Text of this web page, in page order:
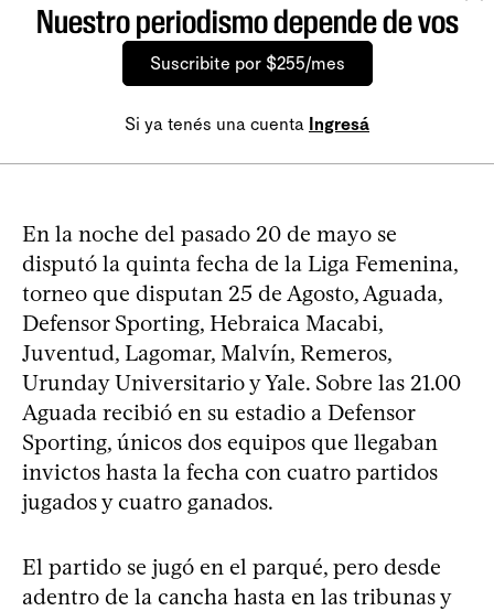
Nuestro periodismo depende de vos
Suscribite por $255/mes
Si ya tenés una cuenta Ingresá
En la noche del pasado 20 de mayo se
disputó la quinta fecha de la Liga Femenina,
torneo que disputan 25 de Agosto, Aguada,
Defensor Sporting, Hebraica Macabi,
Juventud, Lagomar, Malvín, Remeros,
Urunday Universitario y Yale. Sobre las 21.00
Aguada recibió en su estadio a Defensor
Sporting, únicos dos equipos que llegaban
invictos hasta la fecha con cuatro partidos
jugados y cuatro ganados.
El partido se jugó en el parqué, pero desde
adentro de la cancha hasta en las tribunas y